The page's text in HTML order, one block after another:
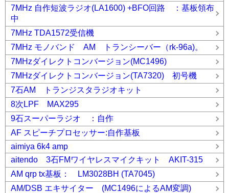
7MHz 自作短波ラジオ(LA1600) +BFO回路 ：基板領布
中
7MHz TDA1572受信機
7MHz モノバンド AM トランシーバー（rk-96a)。
7MHzダイレクトコンバージョン(MC1496)
7MHzダイレクトコンバージョン(TA7320) 初号機
7石AM トランジスタラジオキット
8次LPF MAX295
9石スーパーラジオ ：自作
AF スピーチプロセッサー:自作基板
aimiya 6k4 amp
aitendo 3石FMワイヤレスマイクキット AKIT-315
AM qrp tx基板： LM3028BH (TA7045)
AM/DSB エキサイター (MC1496によるAM変調)